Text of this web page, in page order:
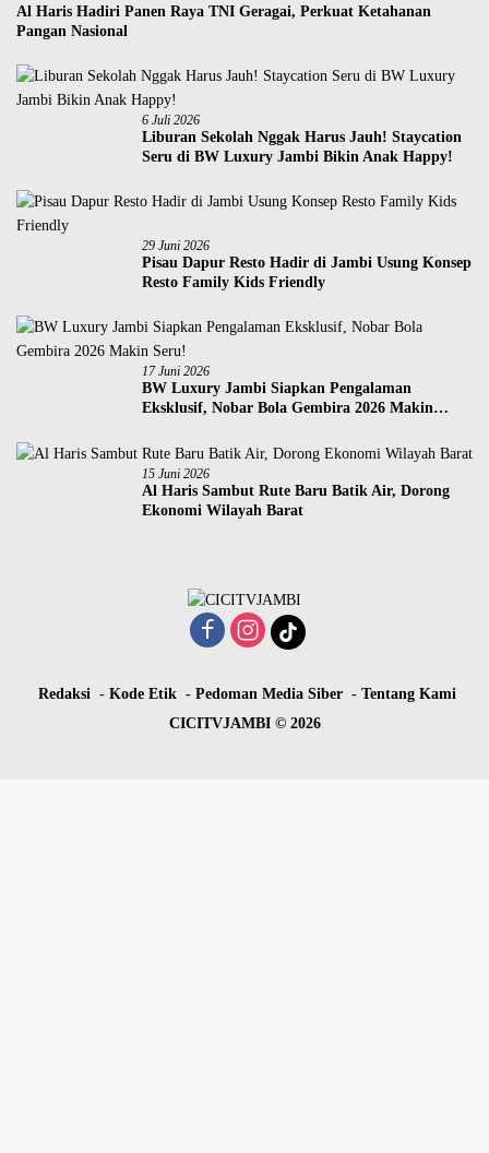
Al Haris Hadiri Panen Raya TNI Geragai, Perkuat Ketahanan
Pangan Nasional
6 Juli 2026
Liburan Sekolah Nggak Harus Jauh! Staycation
Seru di BW Luxury Jambi Bikin Anak Happy!
29 Juni 2026
Pisau Dapur Resto Hadir di Jambi Usung Konsep
Resto Family Kids Friendly
17 Juni 2026
BW Luxury Jambi Siapkan Pengalaman
Eksklusif, Nobar Bola Gembira 2026 Makin
15 Juni 2026
Al Haris Sambut Rute Baru Batik Air, Dorong
Ekonomi Wilayah Barat
Redaksi Kode Etik Pedoman Media Siber
Tentang Kami
CICITVJAMBI © 2026